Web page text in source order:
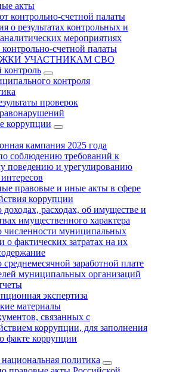
акты
контрольно-счетной палаты
о результатах контрольных и
мероприятиях
счетной палаты
УЧАСТНИКАМ СВО
контроля
проверок
коррупции
кампания 2025 года
соблюдению требований к
поведению и урегулированию
правовые и иные акты в сфере
коррупции
доходах, расходах, об имуществе и
имущественного характера
численности муниципальных
о фактических затратах на их
заработной плате
муниципальных организаций
экспертиза
материалы
связанных с
коррупции, для заполнения
факте коррупции
национальная политика